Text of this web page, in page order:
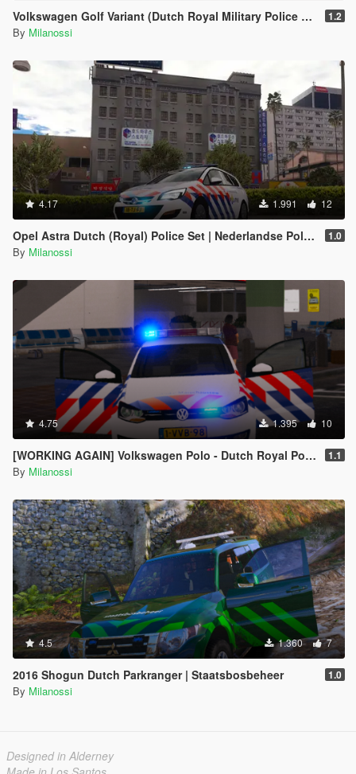
Volkswagen Golf Variant (Dutch Royal Military Police Edition) 1.2
By Milanossi
4.17 1.991 12
Opel Astra Dutch (Royal) Police Set | Nederlandse Politie // KMAR // OVDP Set [ELS] 1.0
By Milanossi
4.75 1.395 10
[WORKING AGAIN] Volkswagen Polo - Dutch Royal Police // Koninklijke Marechaussee 1.1
By Milanossi
4.5 1.360 7
2016 Shogun Dutch Parkranger | Staatsbosbeheer 1.0
By Milanossi
Designed in Alderney